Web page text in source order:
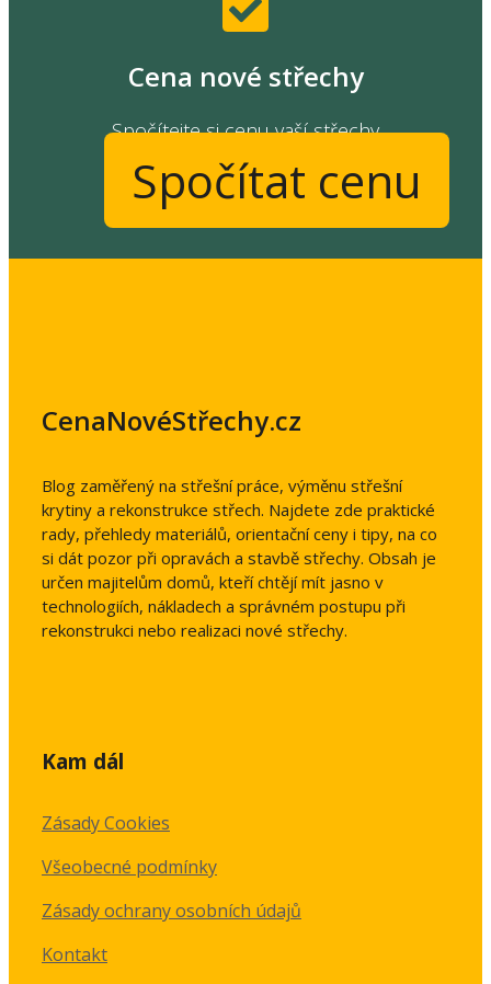
Cena nové střechy
Spočítejte si cenu vaší střechy
Spočítat cenu
CenaNovéStřechy.cz
Blog zaměřený na střešní práce, výměnu střešní
krytiny a rekonstrukce střech. Najdete zde praktické
rady, přehledy materiálů, orientační ceny i tipy, na co
si dát pozor při opravách a stavbě střechy. Obsah je
určen majitelům domů, kteří chtějí mít jasno v
technologiích, nákladech a správném postupu při
rekonstrukci nebo realizaci nové střechy.
Kam dál
Zásady Cookies
Všeobecné podmínky
Zásady ochrany osobních údajů
Kontakt